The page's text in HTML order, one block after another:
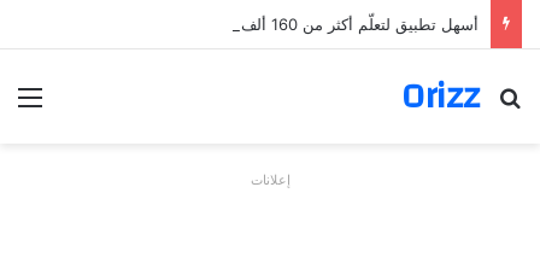
أسهل تطبيق لتعلّم أكثر من 160 ألف فعل بالألمانية
Orizz
بحث عن
إعلانات